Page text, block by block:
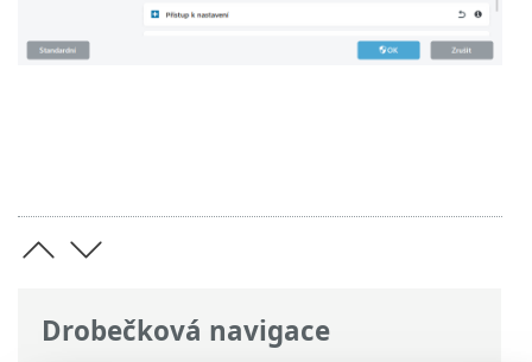
Drobečková navigace